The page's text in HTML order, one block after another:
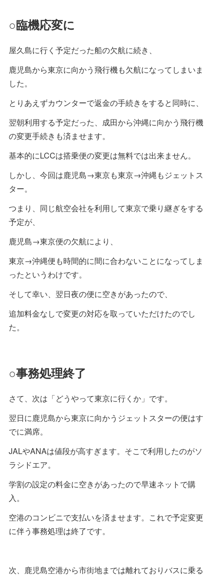
○臨機応変に
屋久島に行く予定だった船の欠航に続き、
鹿児島から東京に向かう飛行機も欠航になってしまいま
した。
とりあえずカウンターで返金の手続きをすると同時に、
翌朝利用する予定だった、成田から沖縄に向かう飛行機
の変更手続きも済ませます。
基本的にLCCは搭乗便の変更は無料では出来ません。
しかし、今回は鹿児島→東京も東京→沖縄もジェットス
ター。
つまり、同じ航空会社を利用して東京で乗り継ぎをする
予定が、
鹿児島→東京便の欠航により、
東京→沖縄便も時間的に間に合わないことになってしま
ったというわけです。
そして幸い、翌日夜の便に空きがあったので、
追加料金なしで変更の対応を取っていただけたのでし
た。
○事務処理終了
さて、次は「どうやって東京に行くか」です。
翌日に鹿児島から東京に向かうジェットスターの便はす
でに満席。
JALやANAは値段が高すぎます。そこで利用したのがソ
ラシドエア。
学割の設定の料金に空きがあったので早速ネットで購
入。
空港のコンビニで支払いを済ませます。これで予定変更
に伴う事務処理は終了です。
次、鹿児島空港から市街地までは離れておりバスに乗る